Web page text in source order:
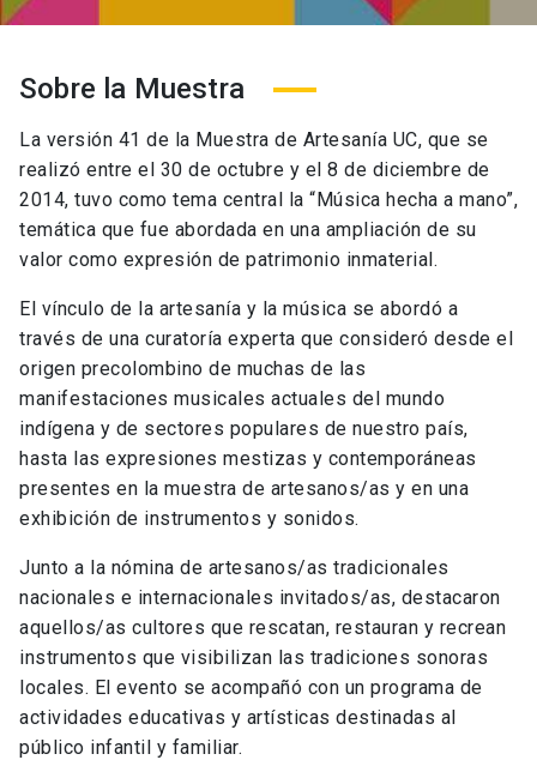
Sobre la Muestra
La versión 41 de la Muestra de Artesanía UC, que se
realizó entre el 30 de octubre y el 8 de diciembre de
2014, tuvo como tema central la “Música hecha a mano”,
temática que fue abordada en una ampliación de su
valor como expresión de patrimonio inmaterial.
El vínculo de la artesanía y la música se abordó a
través de una curatoría experta que consideró desde el
origen precolombino de muchas de las
manifestaciones musicales actuales del mundo
indígena y de sectores populares de nuestro país,
hasta las expresiones mestizas y contemporáneas
presentes en la muestra de artesanos/as y en una
exhibición de instrumentos y sonidos.
Junto a la nómina de artesanos/as tradicionales
nacionales e internacionales invitados/as, destacaron
aquellos/as cultores que rescatan, restauran y recrean
instrumentos que visibilizan las tradiciones sonoras
locales. El evento se acompañó con un programa de
actividades educativas y artísticas destinadas al
público infantil y familiar.